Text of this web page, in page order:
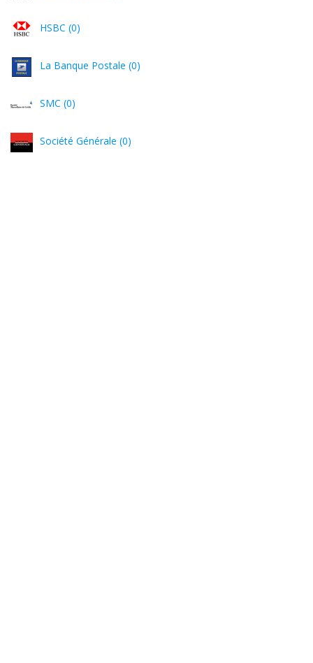
HSBC (0)
La Banque Postale (0)
SMC (0)
Société Générale (0)